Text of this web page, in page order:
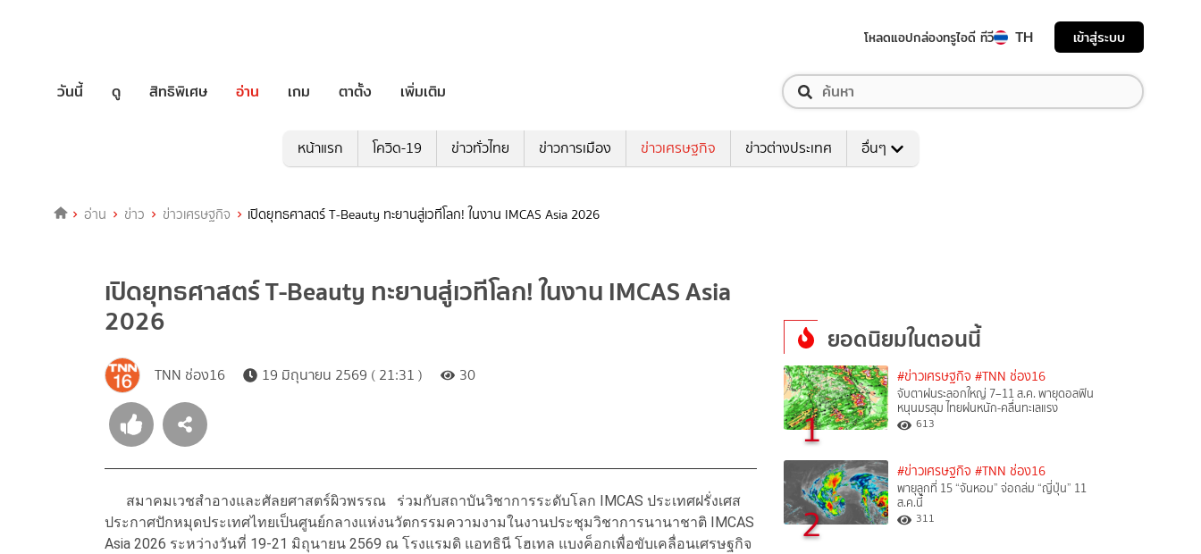
โหลดแอปกล่องทรูไอดี ทีวี TH เข้าสู่ระบบ
วันนี้ ดู สิทธิพิเศษ อ่าน เกม ตาตั้ง เพิ่มเติม
หน้าแรก โควิด-19 ข่าวทั่วไทย ข่าวการเมือง ข่าวเศรษฐกิจ ข่าวต่างประเทศ อื่นๆ
อ่าน ข่าว ข่าวเศรษฐกิจ เปิดยุทธศาสตร์ T-Beauty ทะยานสู่เวทีโลก! ในงาน IMCAS Asia 2026
เปิดยุทธศาสตร์ T-Beauty ทะยานสู่เวทีโลก! ในงาน IMCAS Asia
2026
TNN ช่อง16 19 มิถุนายน 2569 ( 21:31 ) 30
สมาคมเวชสำอางและศัลยศาสตร์ผิวพรรณ ร่วมกับสถาบันวิชาการระดับโลก IMCAS ประเทศฝรั่งเศส
ประกาศปักหมุดประเทศไทยเป็นศูนย์กลางแห่งนวัตกรรมความงามในงานประชุมวิชาการนานาชาติ IMCAS
Asia 2026 ระหว่างวันที่ 19-21 มิถุนายน 2569 ณ โรงแรมดิ แอทธินี โฮเทล แบงค็อกเพื่อขับเคลื่อนเศรษฐกิจ
ยอดนิยมในตอนนี้
1
#ข่าวเศรษฐกิจ #TNN ช่อง16
จับตาฝนระลอกใหญ่ 7–11 ส.ค. พายุดอลฟิน
หนุนมรสุม ไทยฝนหนัก-คลื่นทะเลแรง
613
2
#ข่าวเศรษฐกิจ #TNN ช่อง16
พายุลูกที่ 15 “จันหอม” จ่อถล่ม “ญี่ปุ่น” 11
ส.ค.นี้
311